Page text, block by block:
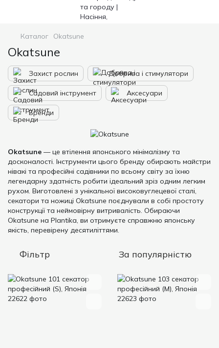
Каталог Okatsune
Okatsune
Захист рослин Добрива і стимулятори
Садовий інструмент Аксесуари
Бренди
Okatsune — це втілення японського мінімалізму та
досконалості. Інструменти цього бренду обирають майстри
нівакі та професійні садівники по всьому світу за їхню
легендарну здатність робити ідеальний зріз одним легким
рухом. Виготовлені з унікальної високовуглецевої сталі,
секатори та ножиці Okatsune поєднували в собі простоту
конструкції та неймовірну витривалість. Обираючи
Okatsune на Plantika, ви отримуєте справжню японську
якість, перевірену десятиліттями.
Фільтр За популярністю